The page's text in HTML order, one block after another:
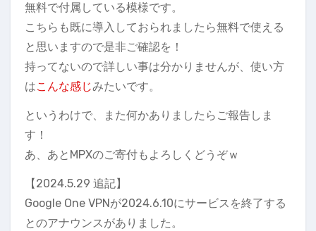
無料で付属している模様です。
こちらも既に導入しておられましたら無料で使える
と思いますので是非ご確認を！
持ってないので詳しい事は分かりませんが、使い方
はこんな感じみたいです。
というわけで、また何かありましたらご報告しま
す！
あ、あとMPXのご寄付もよろしくどうぞｗ
【2024.5.29 追記】
Google One VPNが2024.6.10にサービスを終了する
とのアナウンスがありました。